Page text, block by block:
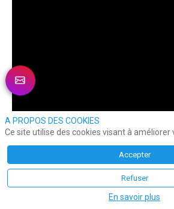
Découvrez les avantages
A PROPOS DES COOKIES
Ce site utilise des cookies visant à améliorer
Accepter
Refuser
En savoir plus